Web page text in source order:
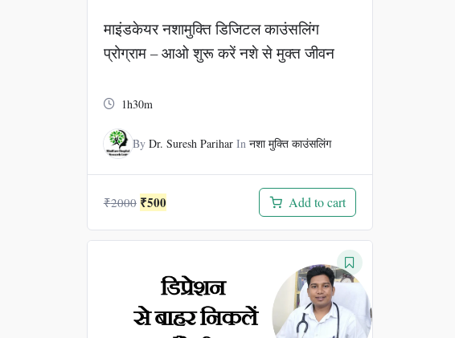
माइंडकेयर नशामुक्ति डिजिटल काउंसलिंग
प्रोग्राम – आओ शुरू करें नशे से मुक्त जीवन
1h30m
By Dr. Suresh PariharIn नशा मुक्ति काउंसलिंग
₹2000 Original
was:
₹500Current
is:
Add to cart